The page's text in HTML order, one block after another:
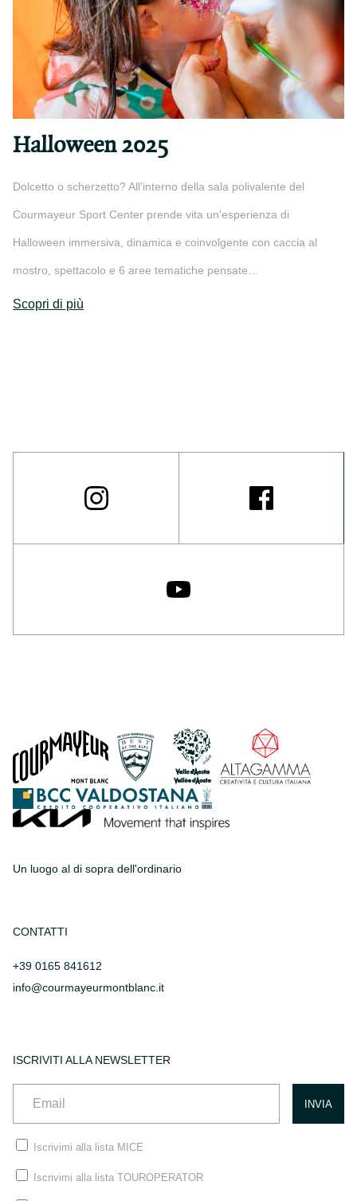
Halloween 2025
Dolcetto o scherzetto? All’interno della sala polivalente del
Courmayeur Sport Center prende vita un’esperienza di
Halloween immersiva, dinamica e coinvolgente con caccia al
mostro, spettacolo e 6 aree tematiche pensate…
Scopri di più
Un luogo al di sopra dell'ordinario
CONTATTI
+39 0165 841612
info@courmayeurmontblanc.it
ISCRIVITI ALLA NEWSLETTER
Iscrivimi alla lista MICE
Iscrivimi alla lista TOUROPERATOR